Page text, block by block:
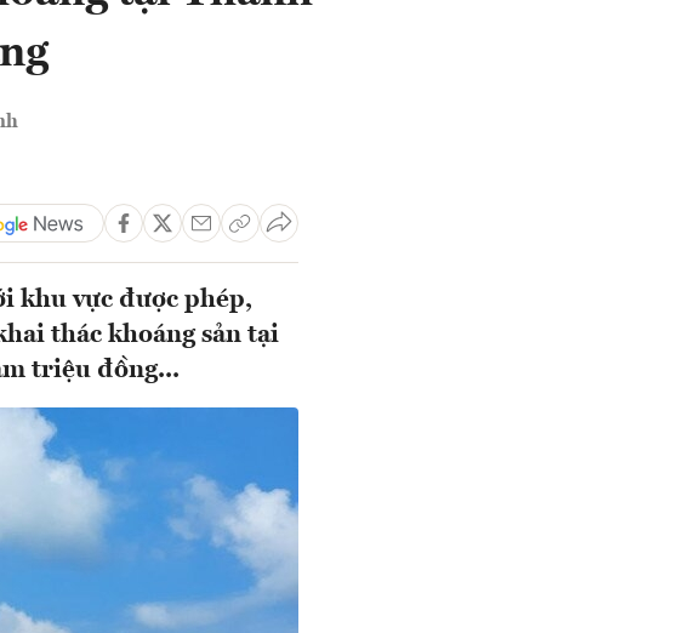
khu vực được phép,
thác khoáng sản tại
triệu đồng...